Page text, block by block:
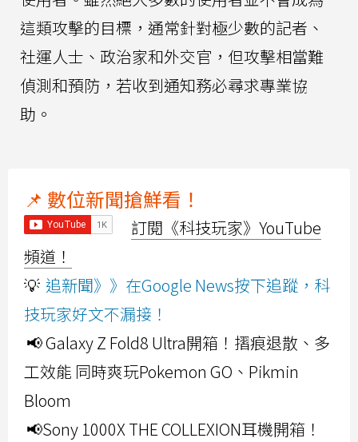
這類攻擊的目標，通常針對極少數的記者、
社運人士、政治家和外交官，但攻擊相當難
偵測和預防，若收到通知務必尋求專業協
助。
📌 數位新聞搶鮮看！
訂閱《科技玩家》YouTube
頻道！
💡 追新聞》》在Google News按下追蹤，科
技玩家好文不漏接！
📢 Galaxy Z Fold8 Ultra開箱！摺痕退散、多
工效能 同時爽玩Pokemon GO、Pikmin
Bloom
📢Sony 1000X THE COLLEXION耳機開箱！